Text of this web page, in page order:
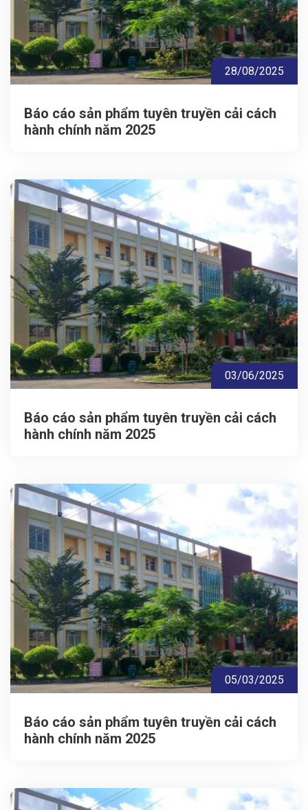
28/08/2025
Báo cáo sản phẩm tuyên truyền cải cách
hành chính năm 2025
03/06/2025
Báo cáo sản phẩm tuyên truyền cải cách
hành chính năm 2025
05/03/2025
Báo cáo sản phẩm tuyên truyền cải cách
hành chính năm 2025